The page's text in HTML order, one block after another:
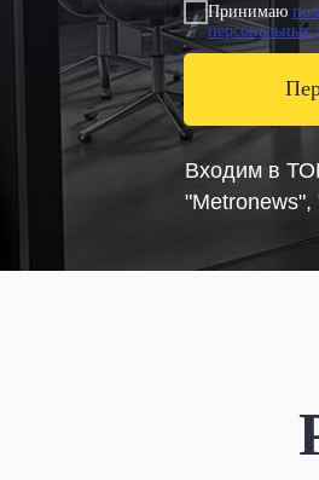
Принимаю
персональных
Входим в
"Metronews",